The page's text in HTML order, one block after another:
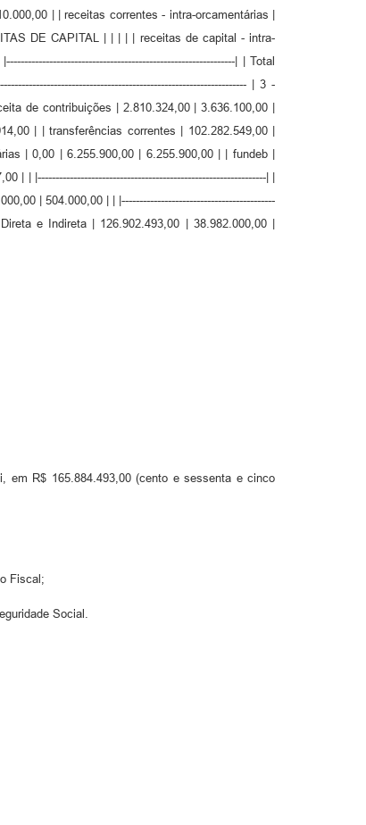
| | receitas correntes - intra-orcamentárias |
DE CAPITAL | | | | | receitas de capital - intra-
| | Total
| 3 -
de contribuições | 2.810.324,00 | 3.636.100,00 |
| | transferências correntes | 102.282.549,00 |
| 0,00 | 6.255.900,00 | 6.255.900,00 | | fundeb |
| |----------------------------------------------------------------| |
| 504.000,00 | | |-------------------------------------------
e Indireta | 126.902.493,00 | 38.982.000,00 |
R$ 165.884.493,00 (cento e sessenta e cinco
Fiscal;
Social.